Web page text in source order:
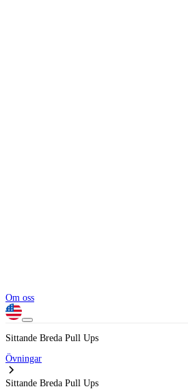
Om oss
Sittande Breda Pull Ups
Övningar
Sittande Breda Pull Ups